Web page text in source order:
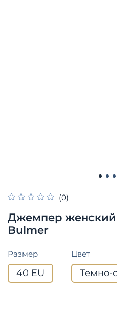
(0)
Джемпер женский
Bulmer
Размер
40 EU
Цвет
Темно-